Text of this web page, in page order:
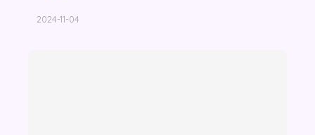
2024-11-04